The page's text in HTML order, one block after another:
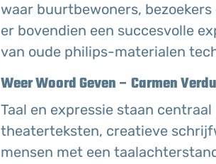
waar buurtbewoners,
er bovendien een succesvolle
van oude philips-materialen
Weer Woord Geven – Carmen
Taal en expressie staan
theaterteksten, creatieve
mensen met een